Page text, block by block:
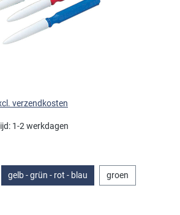
verzendkosten
1-2 werkdagen
gelb - grün - rot - blau groen